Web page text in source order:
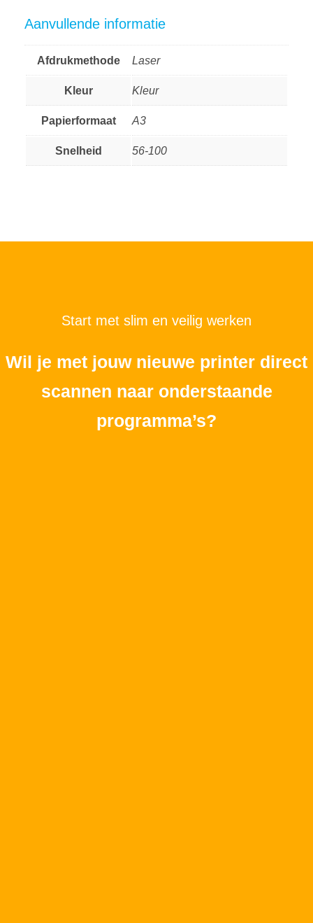
Aanvullende informatie
Afdrukmethode Laser
Kleur Kleur
Papierformaat A3
Snelheid 56-100
Start met slim en veilig werken
Wil je met jouw nieuwe printer direct
scannen naar onderstaande
programma’s?